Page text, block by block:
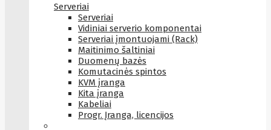
Serveriai
Serveriai
Vidiniai serverio komponentai
Serveriai įmontuojami (Rack)
Maitinimo šaltiniai
Duomenų bazės
Komutacinės spintos
KVM įranga
Kita įranga
Kabeliai
Progr. Įranga, licencijos